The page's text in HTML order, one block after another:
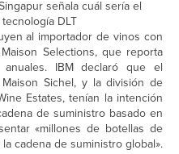
señala cuál sería el
DLT
al importador de vinos con
Selections, que reporta
IBM declaró que el
Sichel, y la división de
Estates, tenían la intención
de suministro basado en
«millones de botellas de
cadena de suministro global».